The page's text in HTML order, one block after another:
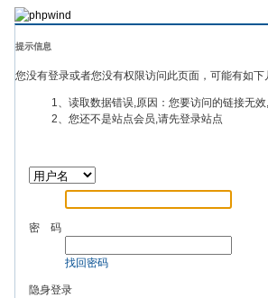
提示信息
您没有登录或者您没有权限访问此页面，可能有如下
1、读取数据错误,原因：您要访问的链接无
2、您还不是站点会员,请先登录站点
密 码
找回密码
隐身登录